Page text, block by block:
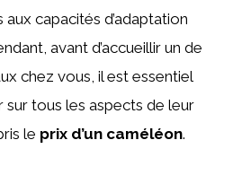
capacités d’adaptation
avant d’accueillir un de
chez vous, il est essentiel
sur tous les aspects de leur
le prix d’un caméléon.